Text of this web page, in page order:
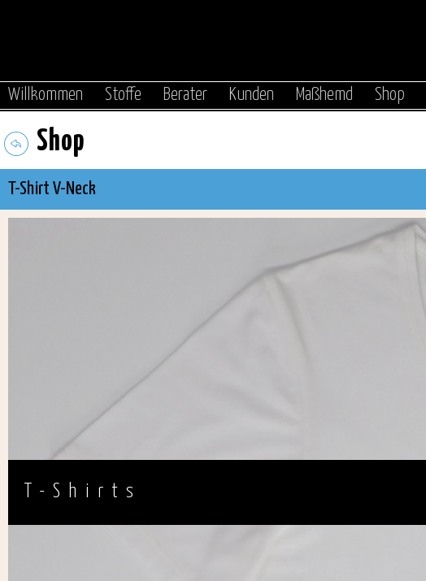
Willkommen Stoffe Berater Kunden Maßhemd Shop
Shop
T-Shirt V-Neck
T-Shirts